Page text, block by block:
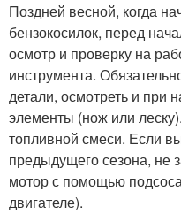
Поздней весной, когда
бензокосилок, перед
осмотр и проверку на
инструмента.
детали, осмотреть и при
элементы (нож или
топливной смеси. Если
предыдущего сезона, не
мотор с помощью
двигателе).